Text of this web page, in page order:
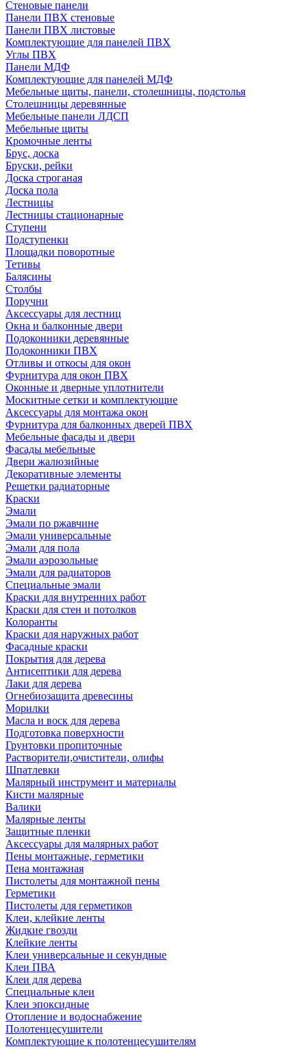
Стеновые панели
Панели ПВХ стеновые
Панели ПВХ листовые
Комплектующие для панелей ПВХ
Углы ПВХ
Панели МДФ
Комплектующие для панелей МДФ
Мебельные щиты, панели, столешницы, подстолья
Столешницы деревянные
Мебельные панели ЛДСП
Мебельные щиты
Кромочные ленты
Брус, доска
Бруски, рейки
Доска строганая
Доска пола
Лестницы
Лестницы стационарные
Ступени
Подступенки
Площадки поворотные
Тетивы
Балясины
Столбы
Поручни
Аксессуары для лестниц
Окна и балконные двери
Подоконники деревянные
Подоконники ПВХ
Отливы и откосы для окон
Фурнитура для окон ПВХ
Оконные и дверные уплотнители
Москитные сетки и комплектующие
Аксессуары для монтажа окон
Фурнитура для балконных дверей ПВХ
Мебельные фасады и двери
Фасады мебельные
Двери жалюзийные
Декоративные элементы
Решетки радиаторные
Краски
Эмали
Эмали по ржавчине
Эмали универсальные
Эмали для пола
Эмали аэрозольные
Эмали для радиаторов
Специальные эмали
Краски для внутренних работ
Краски для стен и потолков
Колоранты
Краски для наружных работ
Фасадные краски
Покрытия для дерева
Антисептики для дерева
Лаки для дерева
Огнебиозащита древесины
Морилки
Масла и воск для дерева
Подготовка поверхности
Грунтовки пропиточные
Растворители,очистители, олифы
Шпатлевки
Малярный инструмент и материалы
Кисти малярные
Валики
Малярные ленты
Защитные пленки
Аксессуары для малярных работ
Пены монтажные, герметики
Пена монтажная
Пистолеты для монтажной пены
Герметики
Пистолеты для герметиков
Клеи, клейкие ленты
Жидкие гвозди
Клейкие ленты
Клеи универсальные и секундные
Клеи ПВА
Клеи для дерева
Специальные клеи
Клеи эпоксидные
Отопление и водоснабжение
Полотенцесушители
Комплектующие к полотенцесушителям